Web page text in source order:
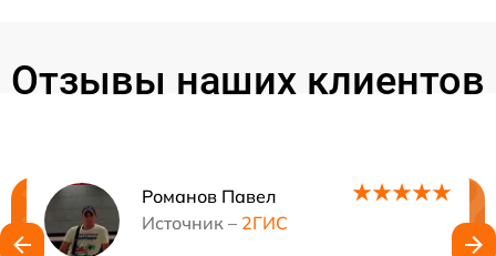
Отзывы наших клиентов
Романов Павел
Источник – 2ГИС
Нужна консультация?